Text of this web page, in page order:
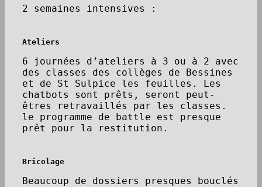
2 semaines intensives :
Ateliers
6 journées d’ateliers à 3 ou à 2 avec
des classes des collèges de Bessines
et de St Sulpice les feuilles. Les
chatbots sont prêts, seront peut-
êtres retravaillés par les classes.
le programme de battle est presque
prêt pour la restitution.
Bricolage
Beaucoup de dossiers presques bouclés